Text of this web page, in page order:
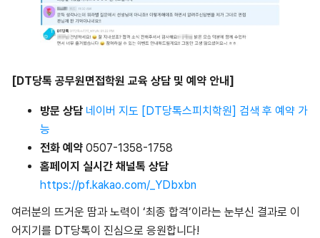
[DT당톡 공무원면접학원 교육 상담 및 예약 안내]
방문 상담 네이버 지도 [DT당톡스피치학원] 검색 후 예약 가
능
전화 예약 0507-1358-1758
홈페이지 실시간 채널톡 상담
https://pf.kakao.com/_YDbxbn
여러분의 뜨거운 땀과 노력이 ‘최종 합격’이라는 눈부신 결과로 이
어지기를 DT당톡이 진심으로 응원합니다!